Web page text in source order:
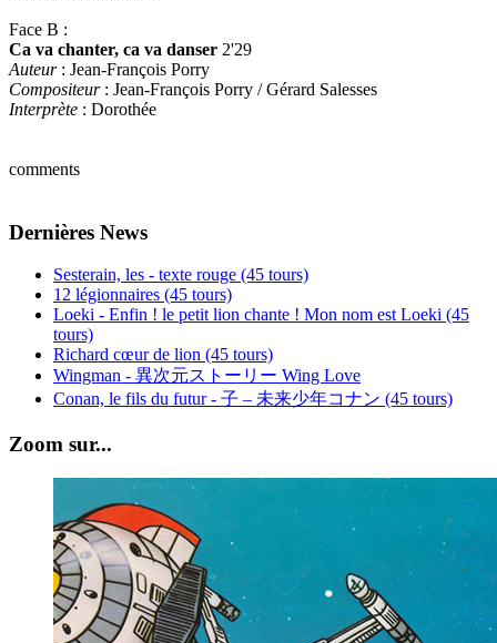
Face B :
Ca va chanter, ca va danser 2'29
Auteur: Jean-François Porry
Compositeur: Jean-François Porry / Gérard Salesses
Interprète : Dorothée
comments
Dernières News
Sesterain, les - texte rouge (45 tours)
12 légionnaires (45 tours)
Loeki - Enfin ! le petit lion chante ! Mon nom est Loeki (45
tours)
Richard cœur de lion (45 tours)
Wingman - 異次元ストーリー Wing Love
Conan, le fils du futur - 子 – 未来少年コナン (45 tours)
Zoom sur...